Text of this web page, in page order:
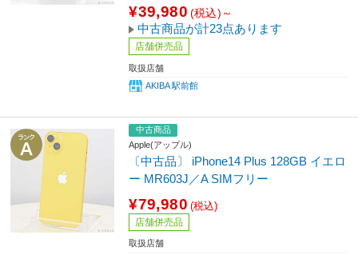
¥39,980 (税込)～
中古商品が計23点あります
店舗併売品
取扱店舗
AKIBA 駅前館
中古商品
Apple(アップル)
〔中古品〕 iPhone14 Plus 128GB イエロ
ー MR603J／A SIMフリー
¥79,980 (税込)
店舗併売品
取扱店舗